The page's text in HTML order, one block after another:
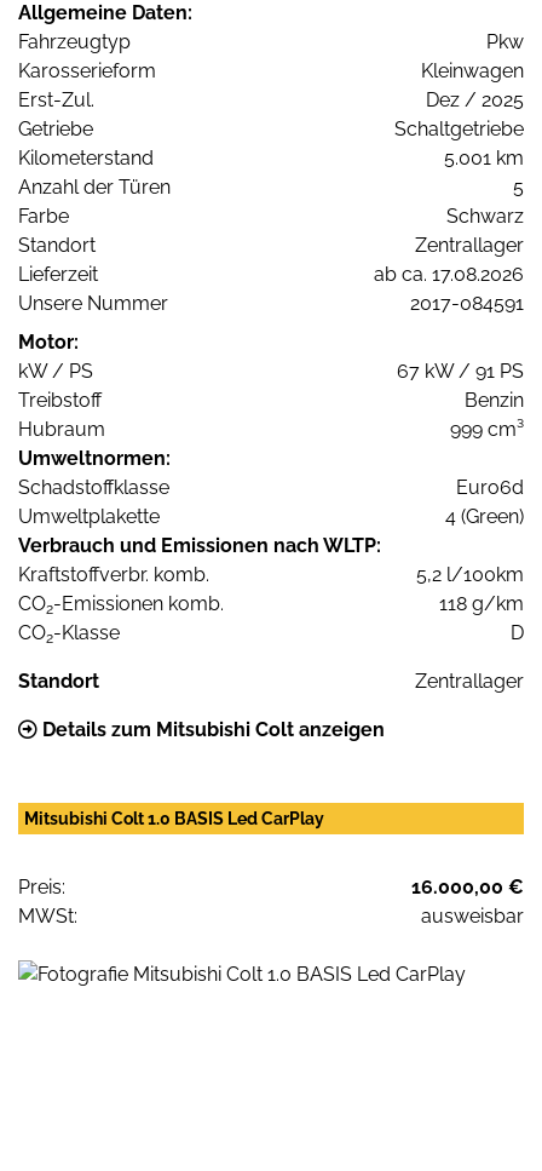
Allgemeine Daten:
Fahrzeugtyp
Pkw
Karosserieform
Kleinwagen
Erst-Zul.
Dez / 2025
Getriebe
Schaltgetriebe
Kilometerstand
5.001 km
Anzahl der Türen
5
Farbe
Schwarz
Standort
Zentrallager
Lieferzeit
ab ca. 17.08.2026
Unsere Nummer
2017-084591
Motor:
kW / PS
67 kW / 91 PS
Treibstoff
Benzin
Hubraum
999 cm³
Umweltnormen:
Schadstoffklasse
Euro6d
Umweltplakette
4 (Green)
Verbrauch und Emissionen nach WLTP:
Kraftstoffverbr. komb.
5,2 l/100km
CO2-Emissionen komb.
118 g/km
CO2-Klasse D
Standort Zentrallager
Details zum Mitsubishi Colt anzeigen
Mitsubishi Colt 1.0 BASIS Led CarPlay
Preis:
16.000,00 €
MWSt:
ausweisbar